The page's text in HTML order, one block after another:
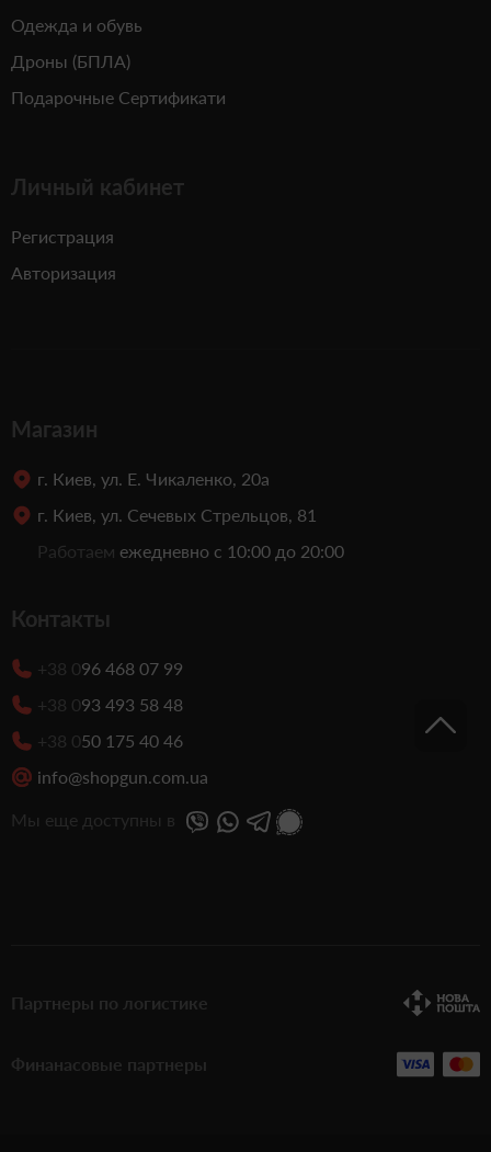
Одежда и обувь
Дроны (БПЛА)
Подарочные Сертификати
Личный кабинет
Регистрация
Авторизация
Магазин
г. Киев, ул. Е. Чикаленко, 20а
г. Киев, ул. Сечевых Стрельцов, 81
Работаем ежедневно с 10:00 до 20:00
Контакты
+38 096 468 07 99
+38 093 493 58 48
+38 050 175 40 46
info@shopgun.com.ua
Мы еще доступны в
Партнеры по логистике
Финанасовые партнеры